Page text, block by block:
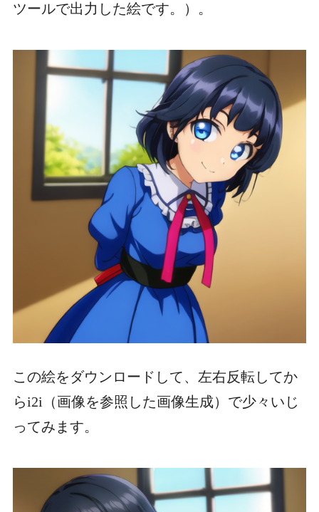
ツールで出力した絵です。）。
この絵をダウンロードして、左右反転してか
らi2i（画像を参照した画像生成）で少々いじ
ってみます。